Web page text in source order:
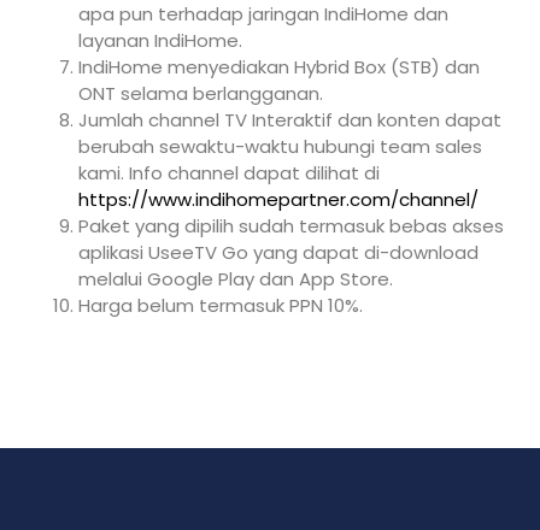
apa pun terhadap jaringan IndiHome dan
layanan IndiHome.
IndiHome menyediakan Hybrid Box (STB) dan
ONT selama berlangganan.
Jumlah channel TV Interaktif dan konten dapat
berubah sewaktu-waktu hubungi team sales
kami. Info channel dapat dilihat di
https://www.indihomepartner.com/channel/
Paket yang dipilih sudah termasuk bebas akses
aplikasi UseeTV Go yang dapat di-download
melalui Google Play dan App Store.
Harga belum termasuk PPN 10%.